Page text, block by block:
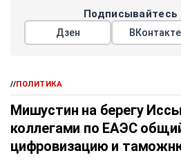
Подписывайтесь
Дзен ВКонтакте
//ПОЛИТИКА
Мишустин на берегу
коллегами по ЕАЭС
цифровизацию и